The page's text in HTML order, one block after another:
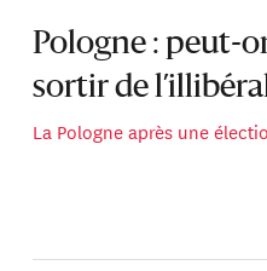
Pologne : peut-
sortir de
La Pologne après une